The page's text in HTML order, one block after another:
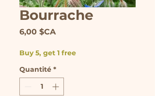
Bourrache
6,00 $CAPrix
Buy 5, get 1 free
Quantité *